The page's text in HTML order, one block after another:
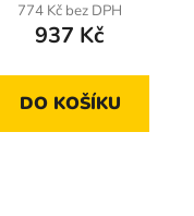
774 Kč bez DPH
937 Kč
DO KOŠÍKU